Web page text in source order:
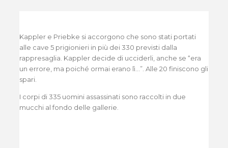
Kappler e Priebke si accorgono che sono stati portati
alle cave 5 prigionieri in più dei 330 previsti dalla
rappresaglia. Kappler decide di ucciderli, anche se “era
un errore, ma poiché ormai erano lì…”. Alle 20 finiscono gli
spari.
I corpi di 335 uomini assassinati sono raccolti in due
mucchi al fondo delle gallerie.